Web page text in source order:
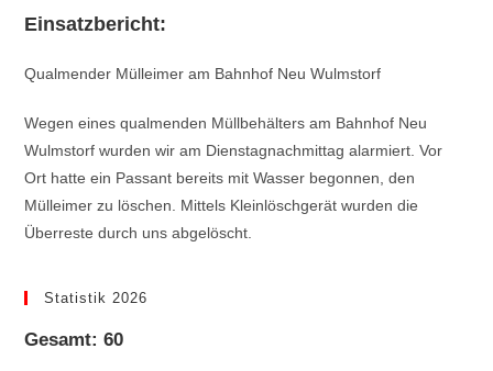
Einsatzbericht:
Qualmender Mülleimer am Bahnhof Neu Wulmstorf
Wegen eines qualmenden Müllbehälters am Bahnhof Neu
Wulmstorf wurden wir am Dienstagnachmittag alarmiert. Vor
Ort hatte ein Passant bereits mit Wasser begonnen, den
Mülleimer zu löschen. Mittels Kleinlöschgerät wurden die
Überreste durch uns abgelöscht.
Statistik 2026
Gesamt: 60